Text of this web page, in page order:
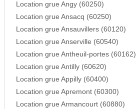
Location grue Angy (60250)
Location grue Ansacq (60250)
Location grue Ansauvillers (60120)
Location grue Anserville (60540)
Location grue Antheuil-portes (60162)
Location grue Antilly (60620)
Location grue Appilly (60400)
Location grue Apremont (60300)
Location grue Armancourt (60880)